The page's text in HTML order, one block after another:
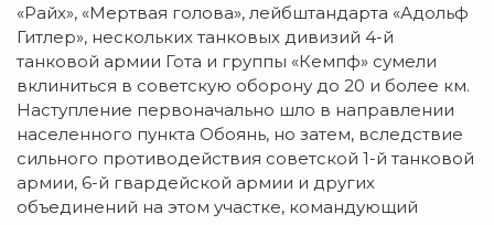
«Райх», «Мертвая голова», лейбштандарта «Адольф
Гитлер», нескольких танковых дивизий 4-й
танковой армии Гота и группы «Кемпф» сумели
вклиниться в советскую оборону до 20 и более км.
Наступление первоначально шло в направлении
населенного пункта Обоянь, но затем, вследствие
сильного противодействия советской 1-й танковой
армии, 6-й гвардейской армии и других
объединений на этом участке, командующий